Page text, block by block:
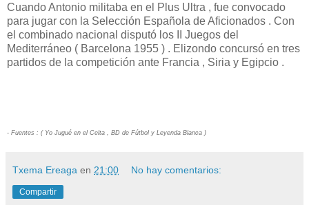
Cuando Antonio militaba en el Plus Ultra , fue convocado
para jugar con la Selección Española de Aficionados . Con
el combinado nacional disputó los II Juegos del
Mediterráneo ( Barcelona 1955 ) . Elizondo concursó en tres
partidos de la competición ante Francia , Siria y Egipcio .
- Fuentes : ( Yo Jugué en el Celta , BD de Fútbol y Leyenda Blanca )
Txema Ereaga en 21:00 No hay comentarios:
Compartir